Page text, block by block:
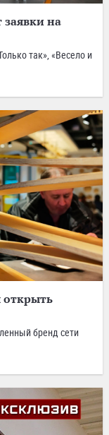
заявки на
так», «Весело и
открыть
бренд сети